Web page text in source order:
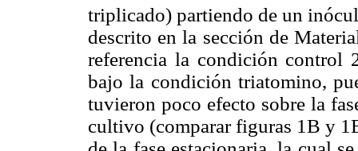
triplicado) partiendo de un
descrito en la sección de
referencia la condición control
bajo la condición triatomino,
tuvieron poco efecto sobre la
cultivo (comparar figuras 1B y